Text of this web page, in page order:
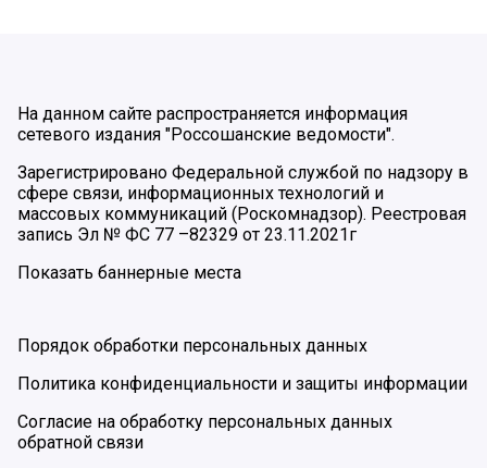
На данном сайте распространяется информация
сетевого издания "Россошанские ведомости".
Зарегистрировано Федеральной службой по надзору в
сфере связи, информационных технологий и
массовых коммуникаций (Роскомнадзор). Реестровая
запись Эл № ФС 77 –82329 от 23.11.2021г
Показать баннерные места
Порядок обработки персональных данных
Политика конфиденциальности и защиты информации
Согласие на обработку персональных данных
обратной связи